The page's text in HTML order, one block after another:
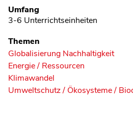
Umfang
3-6 Unterrichtseinheiten
Themen
Globalisierung Nachhaltigkeit
Energie / Ressourcen
Klimawandel
Umweltschutz / Ökosysteme /